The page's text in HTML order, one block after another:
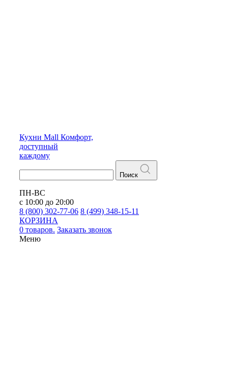
Кухни Mall Комфорт,
доступный
каждому
Поиск
ПН-ВС
с 10:00 до 20:00
8 (800) 302-77-06 8 (499) 348-15-11
КОРЗИНА
0 товаров. Заказать звонок
Меню